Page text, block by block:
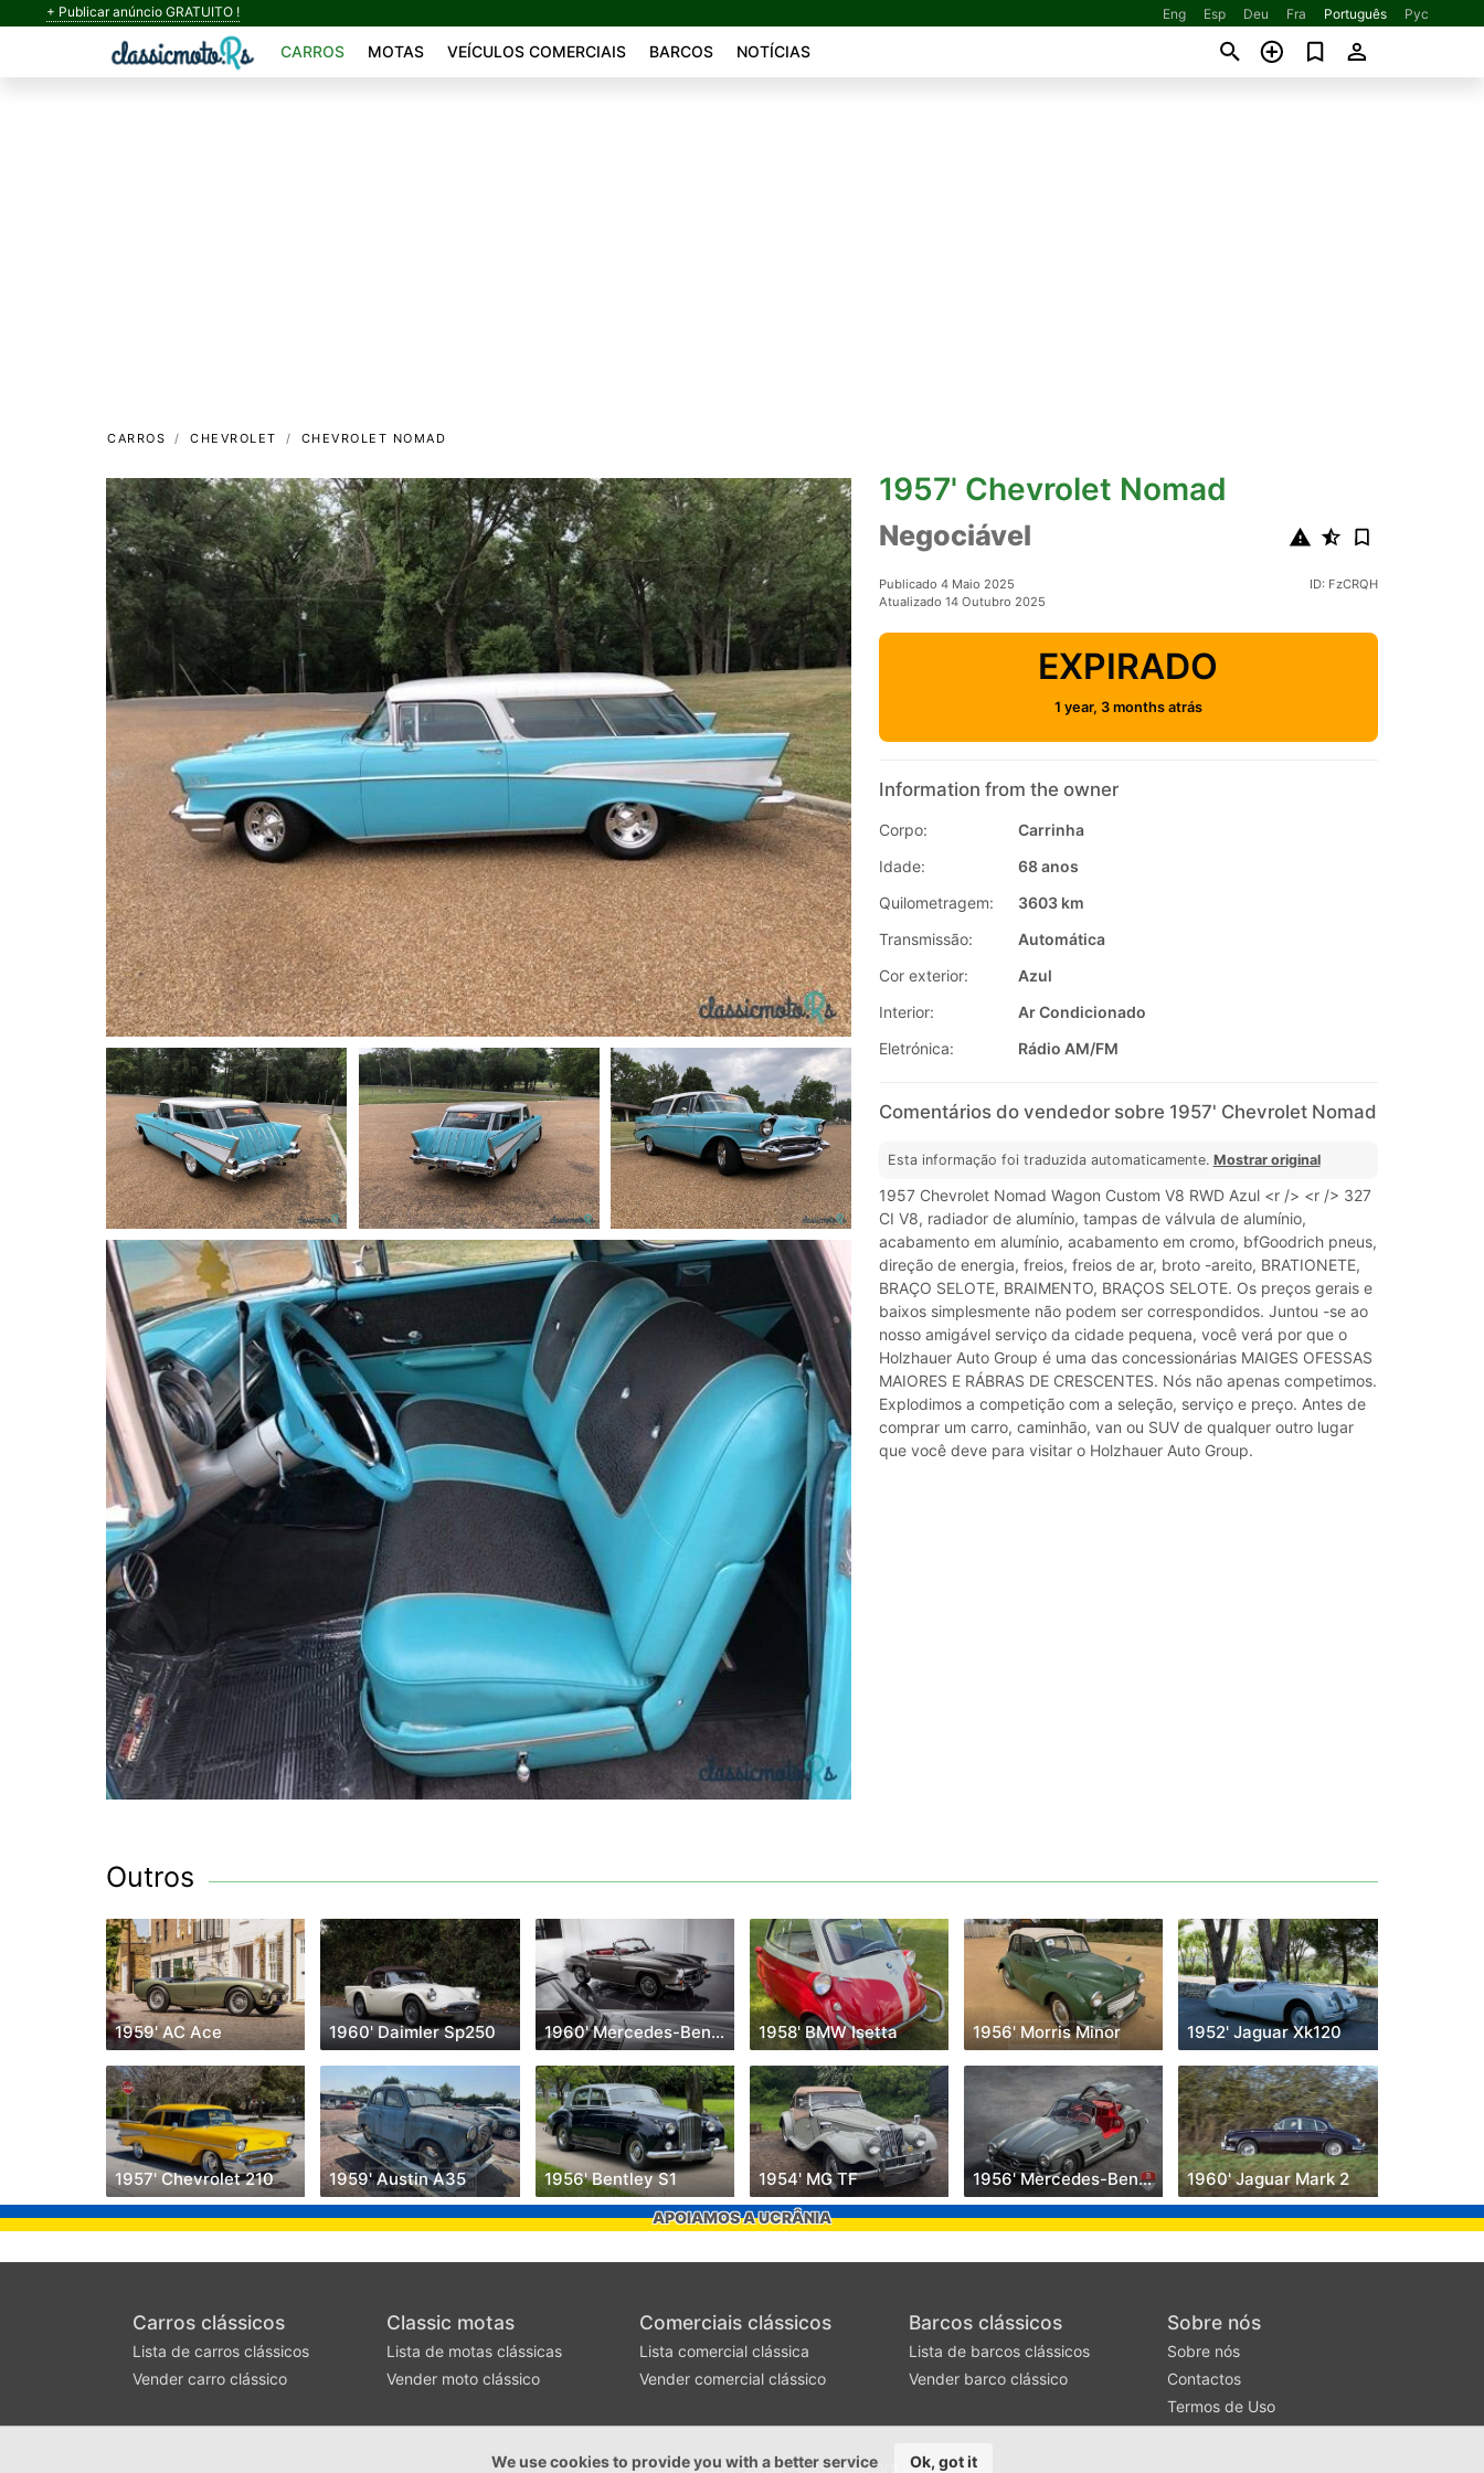
+ Publicar anúncio GRATUITO ! Eng Esp Deu Fra Português Рус
CARROS MOTAS VEÍCULOS COMERCIAIS BARCOS NOTÍCIAS
CARROS CHEVROLET CHEVROLET NOMAD
1957' Chevrolet Nomad
Negociável
Publicado 4 Maio 2025
Atualizado 14 Outubro 2025
ID: FzCRQH
EXPIRADO
1 year, 3 months atrás
Information from the owner
Corpo:
Carrinha
Idade:
68 anos
Quilometragem:
3603 km
Transmissão:
Automática
Cor exterior:
Azul
Interior:
Ar Condicionado
Eletrónica:
Rádio AM/FM
Comentários do vendedor sobre 1957' Chevrolet Nomad
Esta informação foi traduzida automaticamente. Mostrar original
1957 Chevrolet Nomad Wagon Custom V8 RWD Azul <r /> <r /> 327
CI V8, radiador de alumínio, tampas de válvula de alumínio,
acabamento em alumínio, acabamento em cromo, bfGoodrich pneus,
direção de energia, freios, freios de ar, broto -areito, BRATIONETE,
BRAÇO SELOTE, BRAIMENTO, BRAÇOS SELOTE. Os preços gerais e
baixos simplesmente não podem ser correspondidos. Juntou -se ao
nosso amigável serviço da cidade pequena, você verá por que o
Holzhauer Auto Group é uma das concessionárias MAIGES OFESSAS
MAIORES E RÁBRAS DE CRESCENTES. Nós não apenas competimos.
Explodimos a competição com a seleção, serviço e preço. Antes de
comprar um carro, caminhão, van ou SUV de qualquer outro lugar
que você deve para visitar o Holzhauer Auto Group.
Outros
1959' AC Ace 1960' Daimler Sp250 1960' Mercedes-Benz Sl Class 1958' BMW Isetta 1956' Morris Minor 1952' Jaguar Xk120
1957' Chevrolet 210 1959' Austin A35 1956' Bentley S1 1954' MG TF 1956' Mercedes-Benz 300SL 1960' Jaguar Mark 2
APOIAMOS A UCRÂNIA
Carros clássicos
Lista de carros clássicos
Vender carro clássico
Classic motas
Lista de motas clássicas
Vender moto clássico
Comerciais clássicos
Lista comercial clássica
Vender comercial clássico
Barcos clássicos
Lista de barcos clássicos
Vender barco clássico
Sobre nós
Sobre nós
Contactos
Termos de Uso
©2017-2026 - ClassicMotors
We use cookies to provide you with a better service Ok, got it